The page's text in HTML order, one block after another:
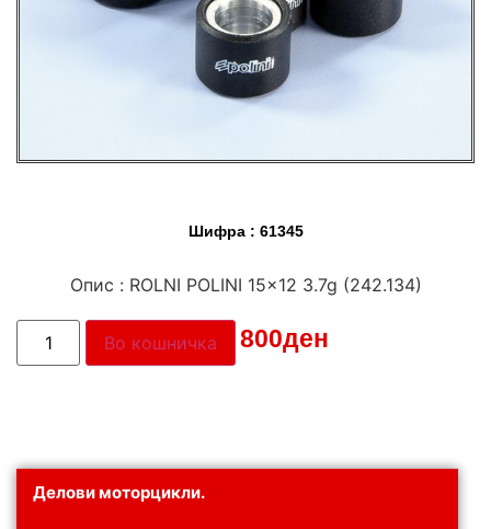
Делови моторцикли.
Шифра : 61345
Опис : ROLNI POLINI 15×12 3.7g (242.134)
Цена: 800ден
Во кошничка